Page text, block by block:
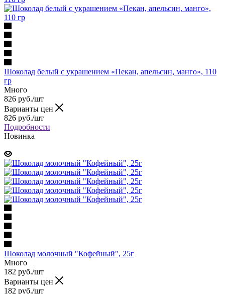
Шоколад белый с украшением «Пекан, апельсин, манго», 110
гр
Много
826 руб./шт
Варианты цен
826 руб./шт
Подробности
Новинка
Шоколад молочный "Кофейный", 25г
Много
182 руб./шт
Варианты цен
182 руб./шт